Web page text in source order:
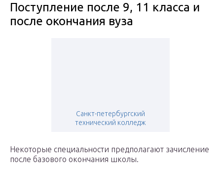
Поступление после 9, 11 класса и
после окончания вуза
Санкт-петербургский
технический колледж
Некоторые специальности предполагают зачисление
после базового окончания школы.